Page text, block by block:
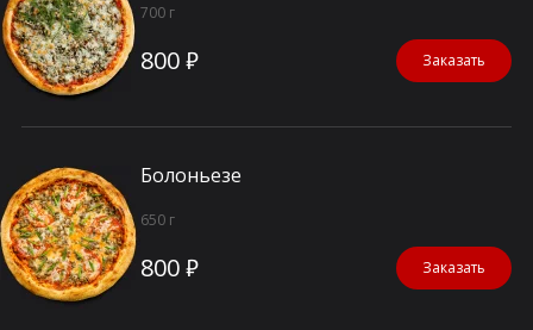
700 г
800 ₽ Заказать
Болоньезе
650 г
800 ₽ Заказать